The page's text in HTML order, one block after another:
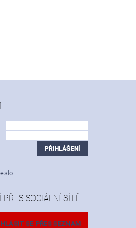
PŘES SOCIÁLNÍ SÍTĚ
SE PŘES SEZNAM